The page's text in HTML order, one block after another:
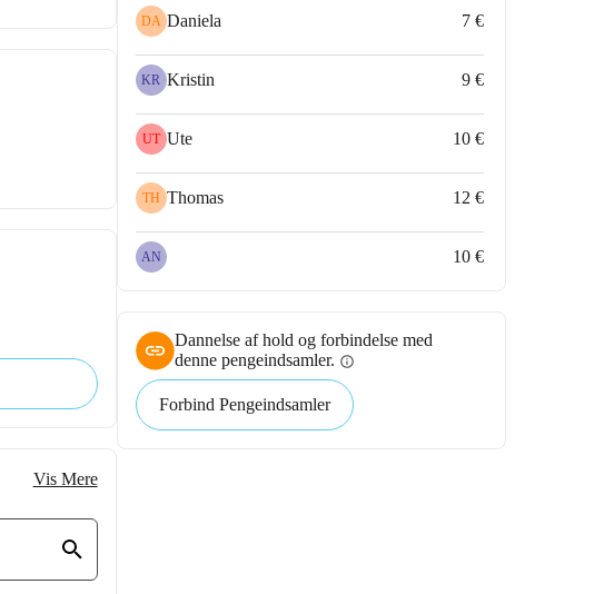
Vis Mere
DA Daniela 7 €
KR Kristin 9 €
UT Ute 10 €
TH Thomas 12 €
AN 10 €
Dannelse af hold og forbindelse med
denne pengeindsamler. info
Forbind Pengeindsamler